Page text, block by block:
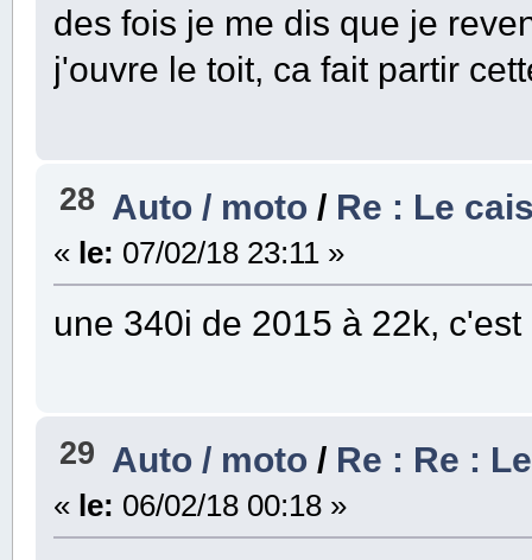
des fois je me dis que je
j'ouvre le toit, ca fait partir
28 Auto / moto/ Re : Le
« le: 07/02/18 23:11 »
une 340i de 2015 à 22k,
29 Auto / moto / Re : Re :
« le: 06/02/18 00:18 »